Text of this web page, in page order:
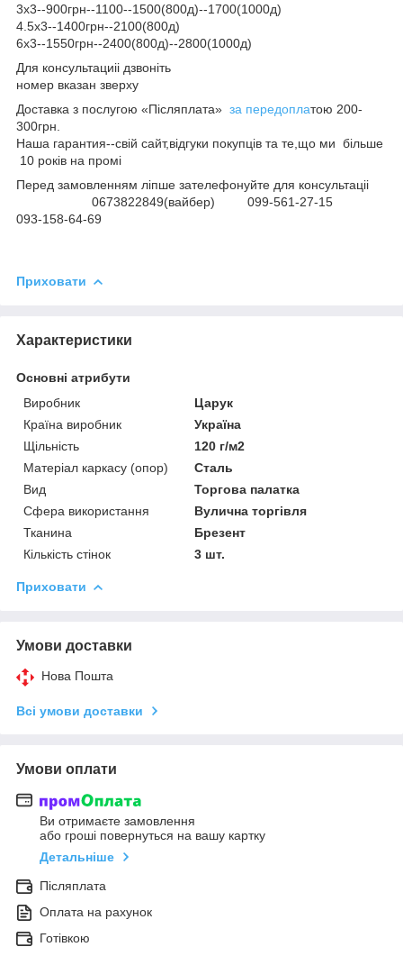
3х3--900грн--1100--1500(800д)--1700(1000д)
4.5х3--1400грн--2100(800д)
6х3--1550грн--2400(800д)--2800(1000д)
Для консультациіі дзвоніть
номер вказан зверху
Доставка з послугою «Післяплата» за передоплатою 200-
300грн.
Наша гарантия--свій сайт,відгуки покупців та те,що ми більше
10 років на промі
Перед замовленням ліпше зателефонуйте для консультаціі
0673822849(вайбер) 099-561-27-15
093-158-64-69
Приховати
Характеристики
Основні атрибути
Виробник
Царук
Країна виробник
Україна
Щільність
120 г/м2
Матеріал каркасу (опор)
Сталь
Вид
Торгова палатка
Сфера використання
Вулична торгівля
Тканина
Брезент
Кількість стінок
3 шт.
Приховати
Умови доставки
Нова Пошта
Всі умови доставки
Умови оплати
Ви отримаєте замовлення
або гроші повернуться на вашу картку
Детальніше
Післяплата
Оплата на рахунок
Готівкою